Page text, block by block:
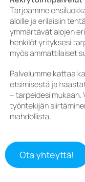
Tarjoamme
aloille ja erilaisiin
ymmärtävät alojen
henkilöt yrityksesi
myös ammattilaiset
Palvelumme kattaa
etsimisestä ja
– tarpeidesi
työntekijän
mahdollista.
Ota yhteyttä!